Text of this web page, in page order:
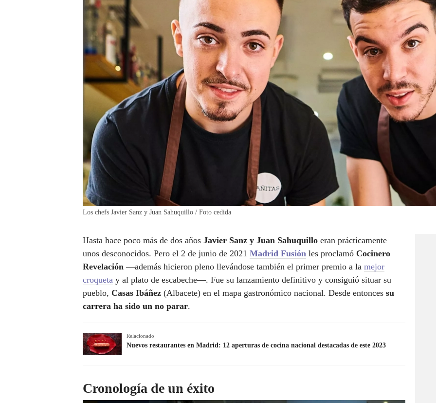
Los chefs Javier Sanz y Juan Sahuquillo / Foto cedida
Hasta hace poco más de dos años Javier Sanz y Juan Sahuquillo eran prácticamente
unos desconocidos. Pero el 2 de junio de 2021 Madrid Fusión les proclamó Cocinero
Revelación —además hicieron pleno llevándose también el primer premio a la mejor
croqueta y al plato de escabeche—. Fue su lanzamiento definitivo y consiguió situar su
pueblo, Casas Ibáñez (Albacete) en el mapa gastronómico nacional. Desde entonces su
carrera ha sido un no parar.
Relacionado
Nuevos restaurantes en Madrid: 12 aperturas de cocina nacional destacadas de este 2023
Cronología de un éxito